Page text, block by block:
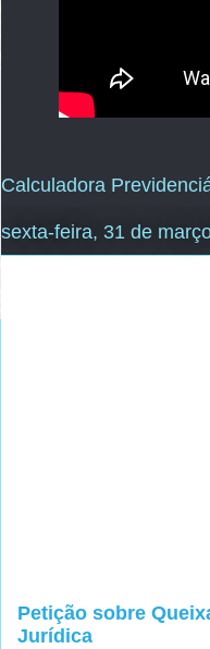
Calculadora
sexta-feira, 31 de
Petição sobre
Jurídica